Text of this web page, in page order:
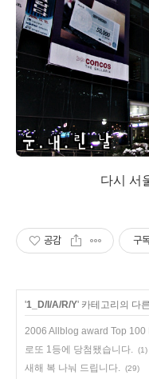
다시 서
공감 구
'1_D/I/A/R/Y' 카테고리의 다
2006 Allblog award Top 100
로또 1등에 당첨됐습니다. (1)
새해 복 나눠 드립니다. (29)